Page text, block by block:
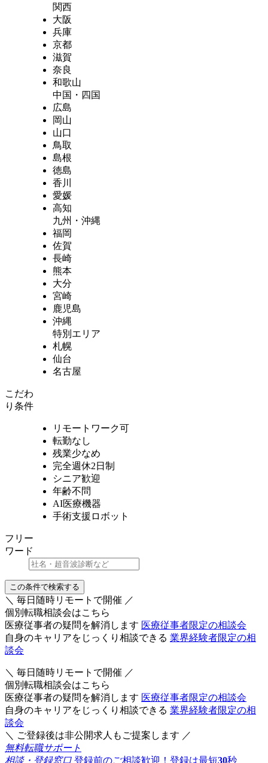
関西
大阪
兵庫
京都
滋賀
奈良
和歌山
中国・四国
広島
岡山
山口
鳥取
島根
徳島
香川
愛媛
高知
九州・沖縄
福岡
佐賀
長崎
熊本
大分
宮崎
鹿児島
沖縄
特別エリア
札幌
仙台
名古屋
こだわ
り条件
リモートワーク可
転勤なし
残業少なめ
完全週休2日制
シニア歓迎
年齢不問
AI医療機器
手術支援ロボット
フリー
ワード
この条件で検索する
＼ 毎日随時リモートで開催 ／
個別転職相談会はこちら
医療従事者の疑問を解消します 医療従事者限定の相談会
自身のキャリアをじっくり相談できる 業界経験者限定の相
談会
＼ 毎日随時リモートで開催 ／
個別転職相談会はこちら
医療従事者の疑問を解消します 医療従事者限定の相談会
自身のキャリアをじっくり相談できる 業界経験者限定の相
談会
＼ ご登録後は非公開求人もご提案します ／
無料転職サポート
相談・登録窓口 登録前のご相談歓迎！登録は最短30秒